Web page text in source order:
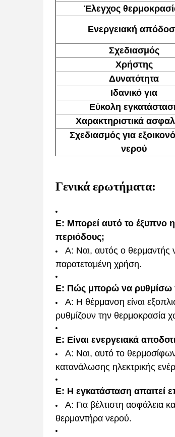
Έλεγχος
Ενεργειακή
Σχεδιασμός
Χρήστης
Δυνατότητα
Ιδανικό για
Εύκολη
Χαρακτηριστικά
Σχεδιασμός για
νερού
Γενικά ερωτήματα:
Ε: Μπορεί αυτό το έξυπνο
περιόδους;
Α: Ναι, αυτός ο θερμαντής
παρατεταμένη χρήση.
Ε: Πώς μπορώ να ρυθμίσω
Α: Η θέρμανση είναι
ρυθμίζουν την θερμοκρασία
Ε: Είναι ενεργειακά
Α: Ναι, αυτό το
κατανάλωσης ηλεκτρικής
Ε: Η εγκατάσταση απαιτεί
Α: Για βέλτιστη ασφάλεια
θερμαντήρα νερού.